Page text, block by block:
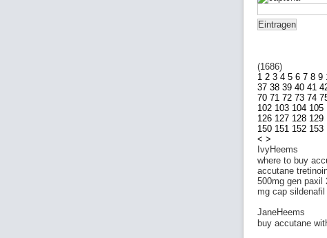
(1686)
1 2 3 4 5 6 7 8 9
37 38 39 40 41
70 71 72 73 74
102 103 104 105
126 127 128 129
150 151 152 153
< >
IvyHeems
where to buy
accutane
500mg gen paxil
mg cap
JaneHeems
buy accutane